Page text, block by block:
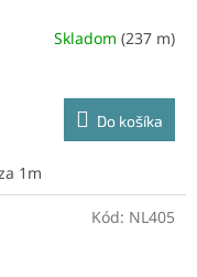
Skladom (237 m)
Do košíka
1m
Kód: NL405